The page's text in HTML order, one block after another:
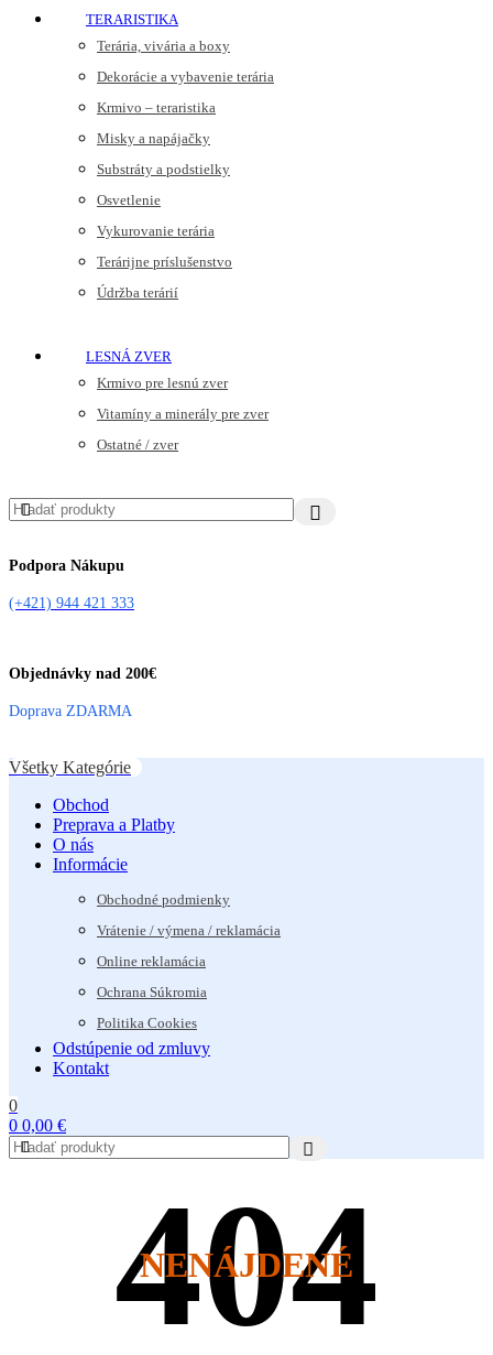
TERARISTIKA
Terária, vivária a boxy
Dekorácie a vybavenie terária
Krmivo – teraristika
Misky a napájačky
Substráty a podstielky
Osvetlenie
Vykurovanie terária
Terárijne príslušenstvo
Údržba terárií
LESNÁ ZVER
Krmivo pre lesnú zver
Vitamíny a minerály pre zver
Ostatné / zver
Podpora Nákupu
(+421) 944 421 333
Objednávky nad 200€
Doprava ZDARMA
Všetky Kategórie
Obchod
Preprava a Platby
O nás
Informácie
Obchodné podmienky
Vrátenie / výmena / reklamácia
Online reklamácia
Ochrana Súkromia
Politika Cookies
Odstúpenie od zmluvy
Kontakt
0
0 0,00 €
NENÁJDENÉ